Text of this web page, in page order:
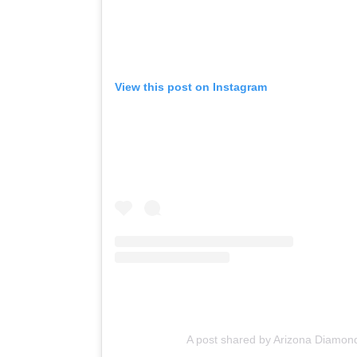
View this post on Instagram
A post shared by Arizona